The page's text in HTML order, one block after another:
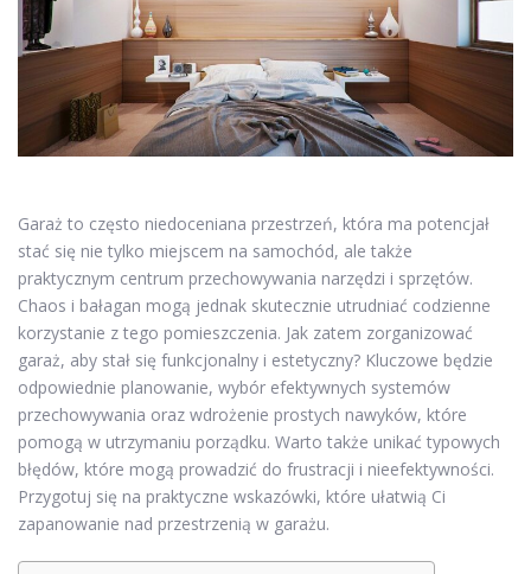
Garaż to często niedoceniana przestrzeń, która ma potencjał
stać się nie tylko miejscem na samochód, ale także
praktycznym centrum przechowywania narzędzi i sprzętów.
Chaos i bałagan mogą jednak skutecznie utrudniać codzienne
korzystanie z tego pomieszczenia. Jak zatem zorganizować
garaż, aby stał się funkcjonalny i estetyczny? Kluczowe będzie
odpowiednie planowanie, wybór efektywnych systemów
przechowywania oraz wdrożenie prostych nawyków, które
pomogą w utrzymaniu porządku. Warto także unikać typowych
błędów, które mogą prowadzić do frustracji i nieefektywności.
Przygotuj się na praktyczne wskazówki, które ułatwią Ci
zapanowanie nad przestrzenią w garażu.